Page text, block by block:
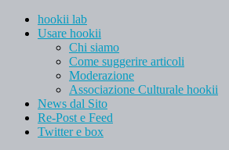
hookii lab
Usare hookii
Chi siamo
Come suggerire articoli
Moderazione
Associazione Culturale hookii
News dal Sito
Re-Post e Feed
Twitter e box